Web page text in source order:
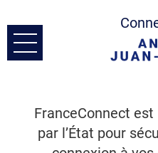
Ouvrir le menu
Prendre Contact
FranceConnect
par l’État pour